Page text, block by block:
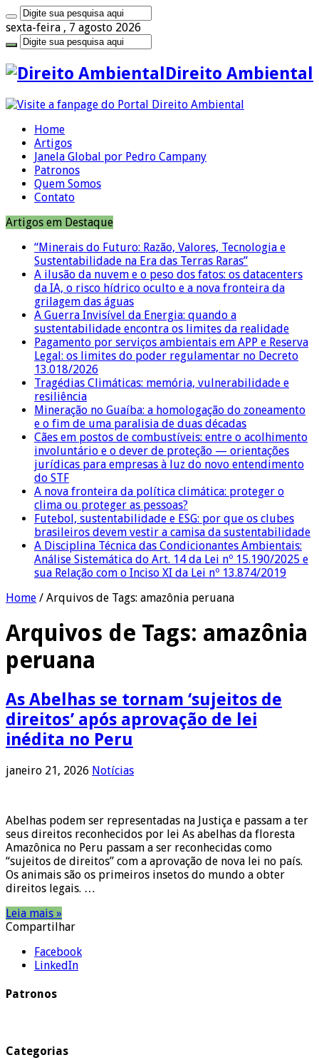
sexta-feira , 7 agosto 2026
Direito Ambiental
Home
Artigos
Janela Global por Pedro Campany
Patronos
Quem Somos
Contato
Artigos em Destaque
“Minerais do Futuro: Razão, Valores, Tecnologia e
Sustentabilidade na Era das Terras Raras”
A ilusão da nuvem e o peso dos fatos: os datacenters
da IA, o risco hídrico oculto e a nova fronteira da
grilagem das águas
A Guerra Invisível da Energia: quando a
sustentabilidade encontra os limites da realidade
Pagamento por serviços ambientais em APP e Reserva
Legal: os limites do poder regulamentar no Decreto
13.018/2026
Tragédias Climáticas: memória, vulnerabilidade e
resiliência
Mineração no Guaíba: a homologação do zoneamento
e o fim de uma paralisia de duas décadas
Cães em postos de combustíveis: entre o acolhimento
involuntário e o dever de proteção — orientações
jurídicas para empresas à luz do novo entendimento
do STF
A nova fronteira da política climática: proteger o
clima ou proteger as pessoas?
Futebol, sustentabilidade e ESG: por que os clubes
brasileiros devem vestir a camisa da sustentabilidade
A Disciplina Técnica das Condicionantes Ambientais:
Análise Sistemática do Art. 14 da Lei nº 15.190/2025 e
sua Relação com o Inciso XI da Lei nº 13.874/2019
Home / Arquivos de Tags: amazônia peruana
Arquivos de Tags: amazônia
peruana
As Abelhas se tornam ‘sujeitos de
direitos’ após aprovação de lei
inédita no Peru
janeiro 21, 2026 Notícias
Abelhas podem ser representadas na Justiça e passam a ter
seus direitos reconhecidos por lei As abelhas da floresta
Amazônica no Peru passam a ser reconhecidas como
“sujeitos de direitos” com a aprovação de nova lei no país.
Os animais são os primeiros insetos do mundo a obter
direitos legais. …
Leia mais »
Compartilhar
Facebook
LinkedIn
Patronos
Categorias